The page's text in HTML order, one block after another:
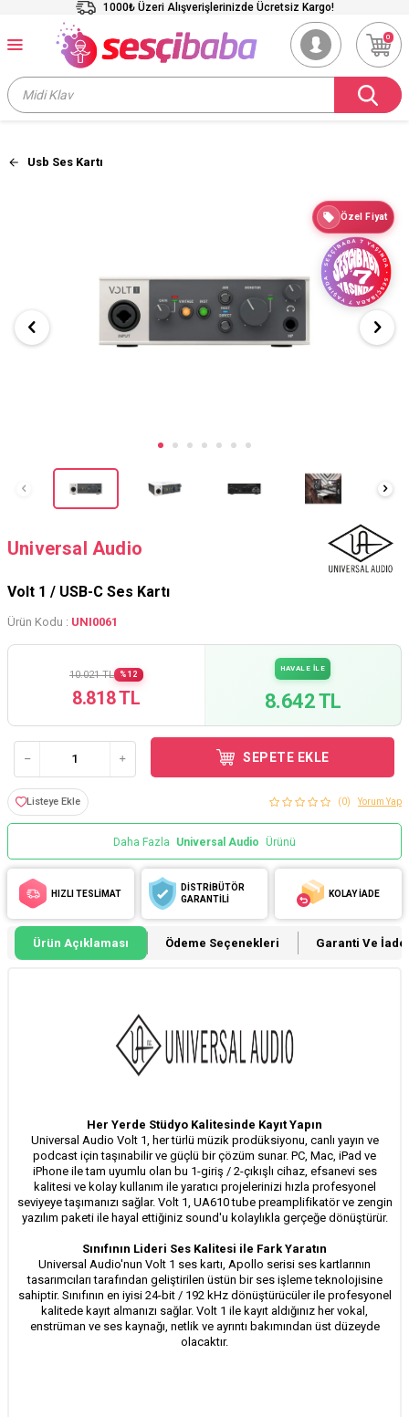
1000₺ Üzeri Alışverişlerinizde Ücretsiz Kargo!
0
Usb Ses Kartı
Özel Fiyat
Universal Audio
Volt 1 / USB-C Ses Kartı
Ürün Kodu : UNI0061
10.021 TL %12
8.818 TL
HAVALE İLE
8.642 TL
SEPETE EKLE
Listeye Ekle (0) Yorum Yap
Daha Fazla Universal Audio Ürünü
HIZLI TESLİMAT
DİSTRİBÜTÖR
GARANTİLİ
KOLAY İADE
Ürün Açıklaması Ödeme Seçenekleri Garanti Ve İade
Her Yerde Stüdyo Kalitesinde Kayıt Yapın
Universal Audio Volt 1, her türlü müzik prodüksiyonu, canlı yayın ve
podcast için taşınabilir ve güçlü bir çözüm sunar. PC, Mac, iPad ve
iPhone ile tam uyumlu olan bu 1-giriş / 2-çıkışlı cihaz, efsanevi ses
kalitesi ve kolay kullanım ile yaratıcı projelerinizi hızla profesyonel
seviyeye taşımanızı sağlar. Volt 1, UA610 tube preamplifikatör ve zengin
yazılım paketi ile hayal ettiğiniz sound'u kolaylıkla gerçeğe dönüştürür.
Sınıfının Lideri Ses Kalitesi ile Fark Yaratın
Universal Audio'nun Volt 1 ses kartı, Apollo serisi ses kartlarının
tasarımcıları tarafından geliştirilen üstün bir ses işleme teknolojisine
sahiptir. Sınıfının en iyisi 24-bit / 192 kHz dönüştürücüler ile profesyonel
kalitede kayıt almanızı sağlar. Volt 1 ile kayıt aldığınız her vokal,
enstrüman ve ses kaynağı, netlik ve ayrıntı bakımından üst düzeyde
olacaktır.